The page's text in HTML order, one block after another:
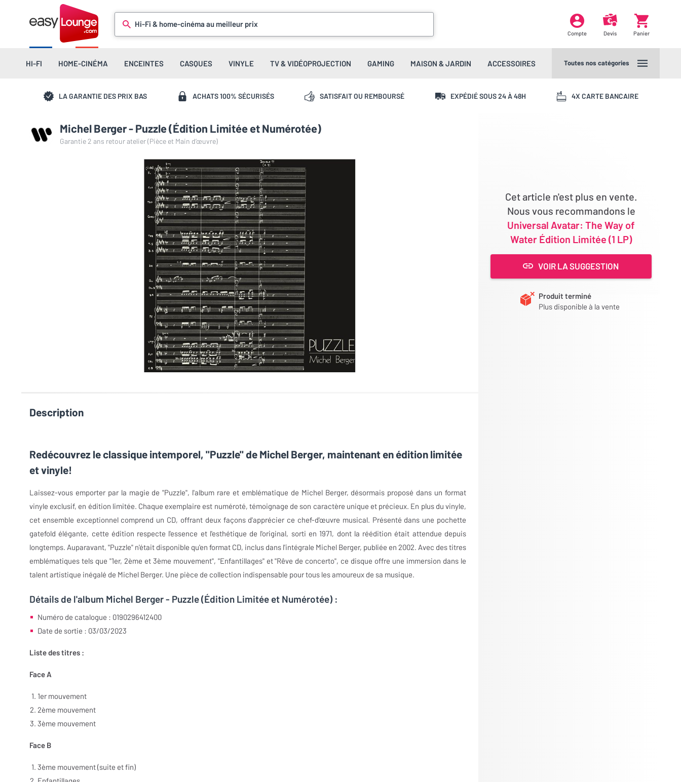
Hi-Fi & home-cinéma au meilleur prix
Compte Devis Panier
HI-FI HOME-CINÉMA ENCEINTES CASQUES VINYLE TV & VIDÉOPROJECTION GAMING MAISON & JARDIN ACCESSOIRES Toutes nos catégories
LA GARANTIE DES PRIX BAS ACHATS 100% SÉCURISÉS SATISFAIT OU REMBOURSÉ EXPÉDIÉ SOUS 24 À 48H 4X CARTE BANCAIRE
Michel Berger - Puzzle (Édition Limitée et Numérotée)
Garantie 2 ans retour atelier (Pièce et Main d’œuvre)
Cet article n'est plus en vente.
Nous vous recommandons le
Universal Avatar: The Way of
Water Édition Limitée (1 LP)
VOIR LA SUGGESTION
Produit terminé
Plus disponible à la vente
Description
Redécouvrez le classique intemporel, "Puzzle" de Michel Berger, maintenant en édition limitée
et vinyle!
Laissez-vous emporter par la magie de "Puzzle", l'album rare et emblématique de Michel Berger, désormais proposé dans un format
vinyle exclusif, en édition limitée. Chaque exemplaire est numéroté, témoignage de son caractère unique et précieux. En plus du vinyle,
cet ensemble exceptionnel comprend un CD, offrant deux façons d'apprécier ce chef-d'œuvre musical. Présenté dans une pochette
gatefold élégante, cette édition respecte l'essence et l'esthétique de l'original, sorti en 1971, dont la réédition était attendue depuis
longtemps. Auparavant, "Puzzle" n'était disponible qu'en format CD, inclus dans l'intégrale Michel Berger, publiée en 2002. Avec des titres
emblématiques tels que "1er, 2ème et 3ème mouvement", "Enfantillages" et "Rêve de concerto", ce disque offre une immersion dans le
talent artistique inégalé de Michel Berger. Une pièce de collection indispensable pour tous les amoureux de sa musique.
Détails de l'album Michel Berger - Puzzle (Édition Limitée et Numérotée) :
Numéro de catalogue : 0190296412400
Date de sortie : 03/03/2023
Liste des titres :
Face A
1er mouvement
2ème mouvement
3ème mouvement
Face B
3ème mouvement (suite et fin)